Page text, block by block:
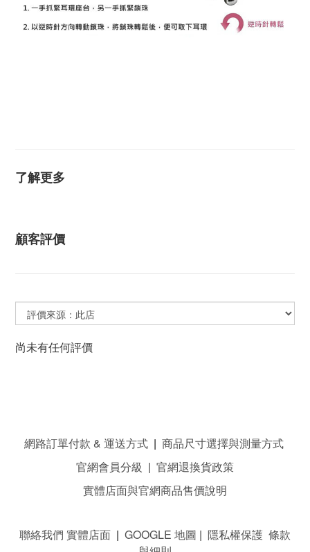
了解更多
顧客評價
尚未有任何評價
網路訂單付款 & 運送方式| 商品尺寸選擇與測量方式
官網會員分級 | 官網退換貨政策
實體店面與官網商品售價說明
聯絡我們 實體店面 | GOOGLE 地圖 | 隱私權保護 條款